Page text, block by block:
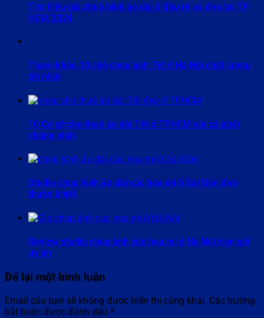
Tìm hiểu giá chụp hình áo dài ở đâu rẻ và đẹp tại TP
HCM 2024
Tham khảo 10 chỗ chụp ảnh Tết ở Hà Nội chất lượng
tốt nhất
10 Cơ sở cho thuê áo dài Tết ở TPHCM giá cả phải
chăng nhất
Studio chụp hình áo dài cúc họa mi ở Sài Gòn đẹp
thuần khiết
Review studio chụp ảnh cúc họa mi ở Hà Nội trọn gói
uy tín
Để lại một bình luận
Email của bạn sẽ không được hiển thị công khai. Các trường
bắt buộc được đánh dấu *